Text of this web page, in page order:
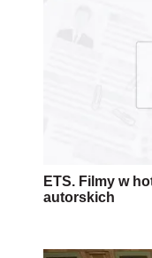
ETS. Filmy w
autorskich